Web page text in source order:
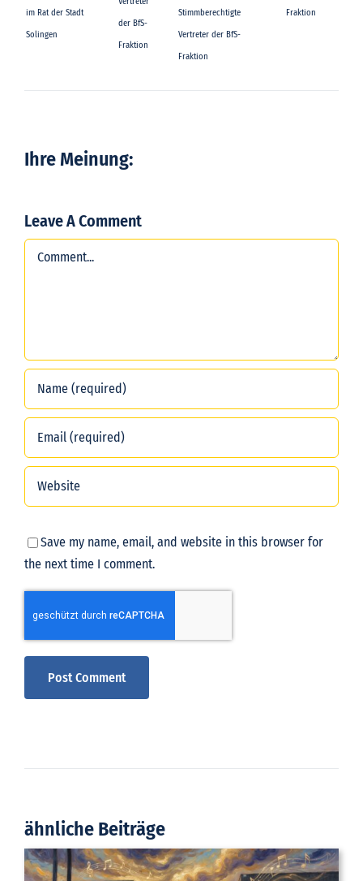
im Rat der Stadt
Solingen
der BfS-
Fraktion
Stimmberechtigte
Vertreter der BfS-
Fraktion
Fraktion
Ihre Meinung:
Leave A Comment
Comment
Save my name, email, and website in this browser for
the next time I comment.
ähnliche Beiträge